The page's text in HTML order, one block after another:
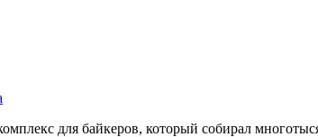
для байкеров, который собирал